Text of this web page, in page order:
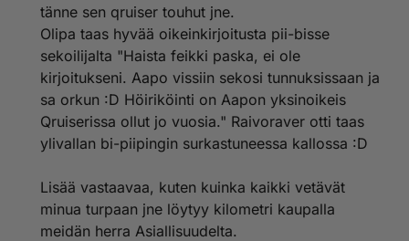
tänne sen qruiser touhut jne.
Olipa taas hyvää oikeinkirjoitusta pii-bisse
sekoilijalta "Haista feikki paska, ei ole
kirjoitukseni. Aapo vissiin sekosi tunnuksissaan ja
sa orkun :D Höiriköinti on Aapon yksinoikeis
Qruiserissa ollut jo vuosia." Raivoraver otti taas
ylivallan bi-piipingin surkastuneessa kallossa :D
Lisää vastaavaa, kuten kuinka kaikki vetävät
minua turpaan jne löytyy kilometri kaupalla
meidän herra Asiallisuudelta.